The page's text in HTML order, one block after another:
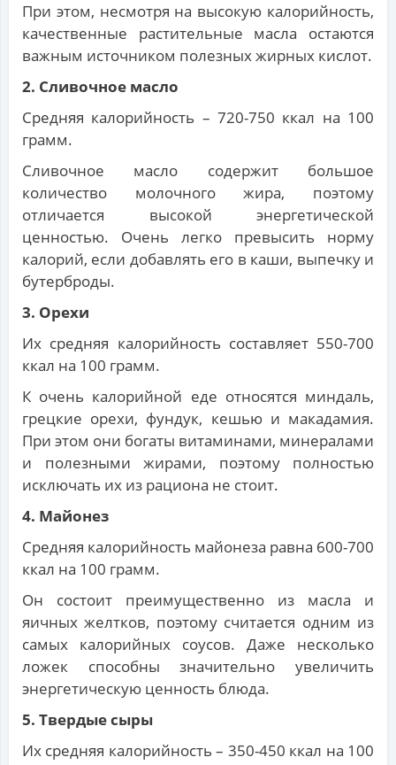
При этом, несмотря на высокую калорийность,
качественные растительные масла остаются
важным источником полезных жирных кислот.
2. Сливочное масло
Средняя калорийность – 720-750 ккал на 100
грамм.
Сливочное масло содержит большое
количество молочного жира, поэтому
отличается высокой энергетической
ценностью. Очень легко превысить норму
калорий, если добавлять его в каши, выпечку и
бутерброды.
3. Орехи
Их средняя калорийность составляет 550-700
ккал на 100 грамм.
К очень калорийной еде относятся миндаль,
грецкие орехи, фундук, кешью и макадамия.
При этом они богаты витаминами, минералами
и полезными жирами, поэтому полностью
исключать их из рациона не стоит.
4. Майонез
Средняя калорийность майонеза равна 600-700
ккал на 100 грамм.
Он состоит преимущественно из масла и
яичных желтков, поэтому считается одним из
самых калорийных соусов. Даже несколько
ложек способны значительно увеличить
энергетическую ценность блюда.
5. Твердые сыры
Их средняя калорийность – 350-450 ккал на 100